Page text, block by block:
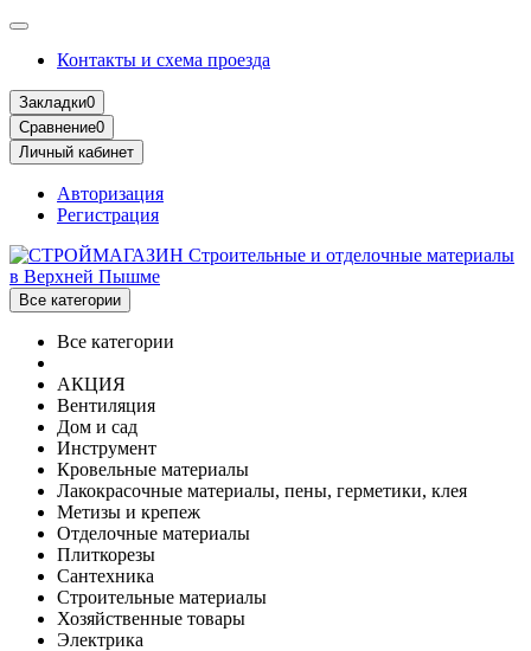
Контакты и схема проезда
Закладки0
Сравнение0
Личный кабинет
Авторизация
Регистрация
Все категории
Все категории
АКЦИЯ
Вентиляция
Дом и сад
Инструмент
Кровельные материалы
Лакокрасочные материалы, пены, герметики, клея
Метизы и крепеж
Отделочные материалы
Плиткорезы
Сантехника
Строительные материалы
Хозяйственные товары
Электрика